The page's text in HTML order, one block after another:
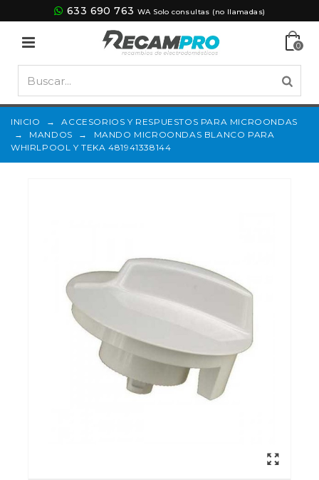
633 690 763 WA Solo consultas (no llamadas)
0
INICIO →
ACCESORIOS Y RESPUESTOS PARA MICROONDAS
→
MANDOS →
MANDO MICROONDAS BLANCO PARA
WHIRLPOOL Y TEKA 481941338144